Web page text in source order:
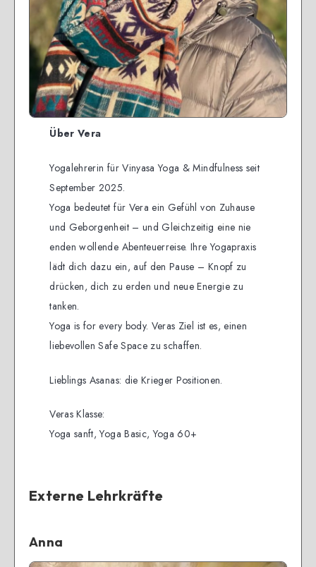
Über Vera
Yogalehrerin für Vinyasa Yoga & Mindfulness seit
September 2025.
Yoga bedeutet für Vera ein Gefühl von Zuhause
und Geborgenheit – und Gleichzeitig eine nie
enden wollende Abenteuerreise. Ihre Yogapraxis
lädt dich dazu ein, auf den Pause – Knopf zu
drücken, dich zu erden und neue Energie zu
tanken.
Yoga is for every body. Veras Ziel ist es, einen
liebevollen Safe Space zu schaffen.
Lieblings Asanas: die Krieger Positionen.
Veras Klasse:
Yoga sanft, Yoga Basic, Yoga 60+
Externe Lehrkräfte
Anna